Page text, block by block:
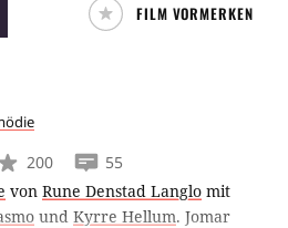
noch dazu verliebt.FILM VORMERKEN
200
55
von Rune Denstad Langlo mit
und Kyrre Hellum. Jomar